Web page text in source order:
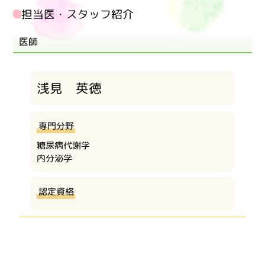
担当医・スタッフ紹介
医師
浅見 英徳
専門分野
糖尿病代謝学
内分泌学
認定資格